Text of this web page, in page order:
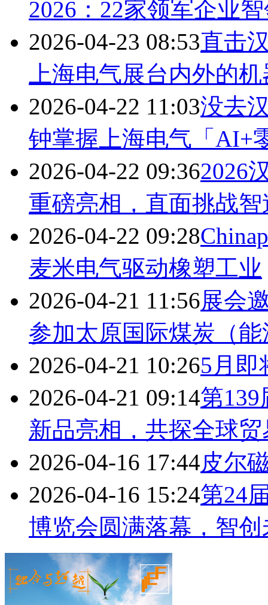
2026：22家领军企业
2026-04-23 08:53直击
上海电气展台内外的
2026-04-22 11:03没去
钟掌握上海电气「AI+
2026-04-22 09:362026
重磅亮相，直面挑战智
2026-04-22 09:28
麦米电气驱动橡塑工业
2026-04-21 11:56展会
参加太原国际煤炭（能
2026-04-21 10:265月即
2026-04-21 09:14第
新品亮相，共探全球
2026-04-16 17:44皮尔
2026-04-16 15:24第24
博览会圆满落幕，智创